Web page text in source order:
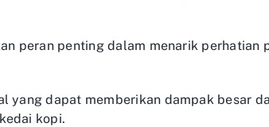
peran penting dalam menarik perhatian
yang dapat memberikan dampak besar
kopi.